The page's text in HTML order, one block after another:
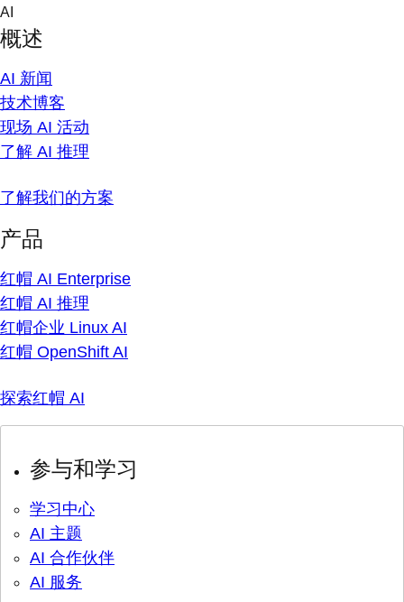
Skip
content
AI
概述
AI 新闻
技术博客
现场 AI 活动
了解 AI 推理
了解我们的方案
产品
红帽 AI Enterprise
红帽 AI 推理
红帽企业 Linux AI
红帽 OpenShift AI
探索红帽 AI
参与和学习
学习中心
AI 主题
AI 合作伙伴
AI 服务